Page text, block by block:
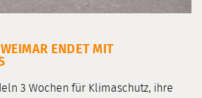
ENDET MIT
3 Wochen für Klimaschutz, ihre